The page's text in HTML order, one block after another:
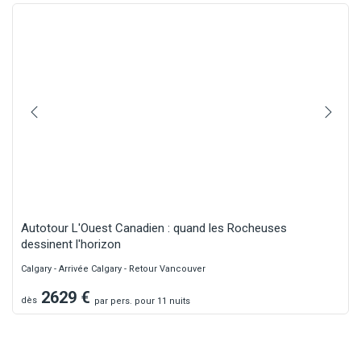
Autotour L'Ouest Canadien : quand les Rocheuses
dessinent l'horizon
Calgary - Arrivée Calgary - Retour Vancouver
dès 2629 € par pers. pour 11 nuits